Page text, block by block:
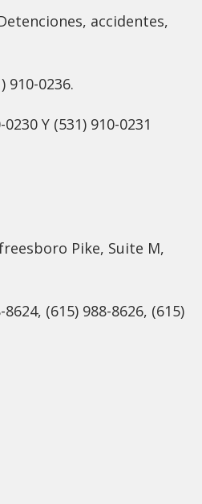
accidentes,
910-0236.
Y (531) 910-0231
Pike, Suite M,
8624, (615) 988-8626, (615)